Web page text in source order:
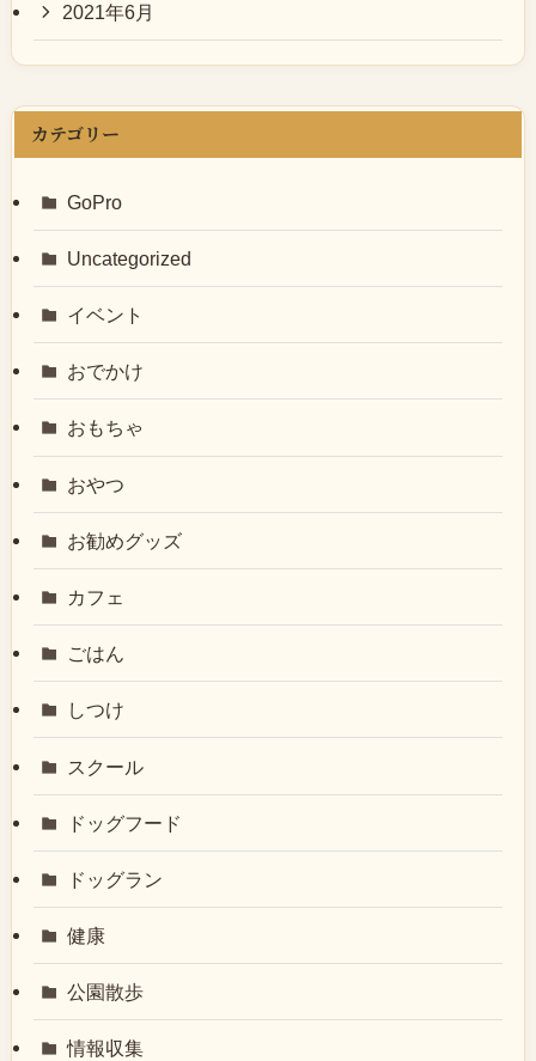
2021年6月
カテゴリー
GoPro
Uncategorized
イベント
おでかけ
おもちゃ
おやつ
お勧めグッズ
カフェ
ごはん
しつけ
スクール
ドッグフード
ドッグラン
健康
公園散歩
情報収集